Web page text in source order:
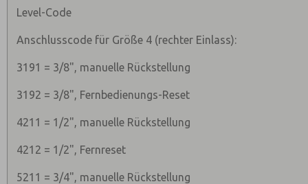
Level-Code
Anschlusscode für Größe 4 (rechter Einlass):
3191 = 3/8", manuelle Rückstellung
3192 = 3/8", Fernbedienungs-Reset
4211 = 1/2", manuelle Rückstellung
4212 = 1/2", Fernreset
5211 = 3/4", manuelle Rückstellung